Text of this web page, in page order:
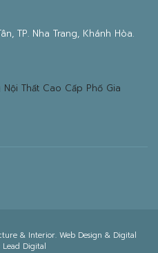
TP. Nha Trang, Khánh Hòa.
& Interior. Web Design & Digital
Lead Digital